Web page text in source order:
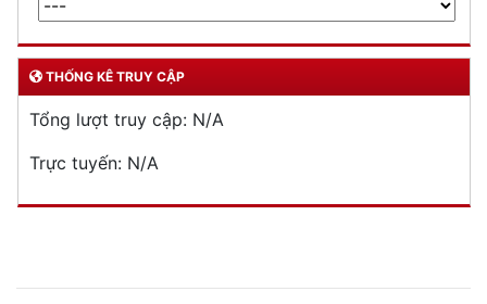
THỐNG KÊ TRUY CẬP
Tổng lượt truy cập: N/A
Trực tuyến: N/A